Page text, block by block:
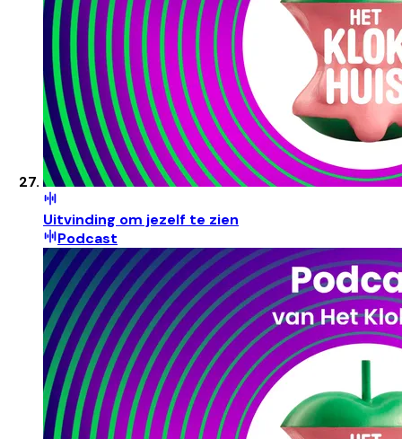
Uitvinding om jezelf te zien
Podcast